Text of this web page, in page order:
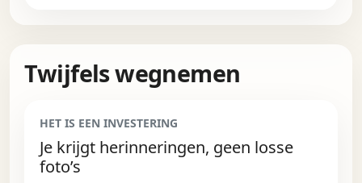
Twijfels wegnemen
HET IS EEN INVESTERING
Je krijgt herinneringen, geen losse
foto’s